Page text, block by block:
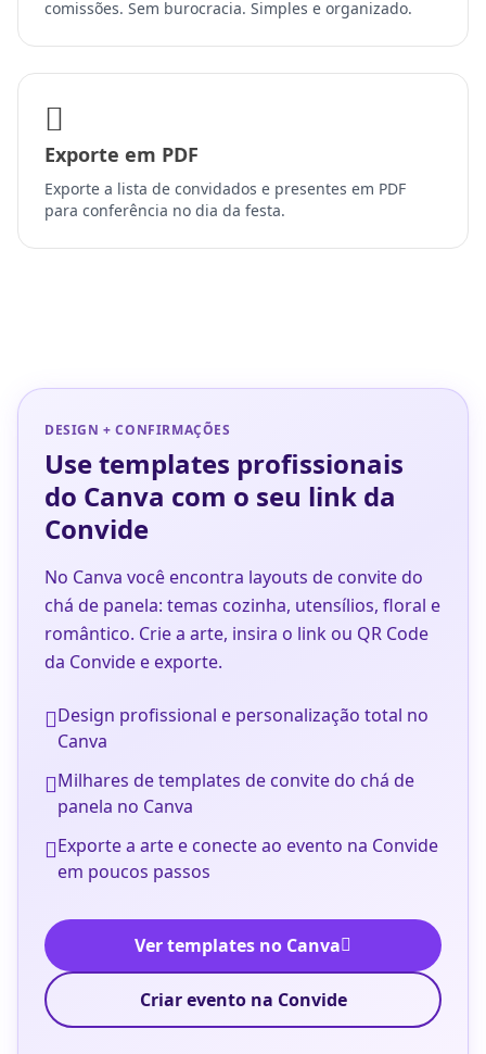
comissões. Sem burocracia. Simples e organizado.
Exporte em PDF
Exporte a lista de convidados e presentes em PDF
para conferência no dia da festa.
DESIGN + CONFIRMAÇÕES
Use templates profissionais
do Canva com o seu link da
Convide
No Canva você encontra layouts de convite do
chá de panela: temas cozinha, utensílios, floral e
romântico. Crie a arte, insira o link ou QR Code
da Convide e exporte.
Design profissional e personalização total no
Canva
Milhares de templates de convite do chá de
panela no Canva
Exporte a arte e conecte ao evento na Convide
em poucos passos
Ver templates no Canva
Criar evento na Convide